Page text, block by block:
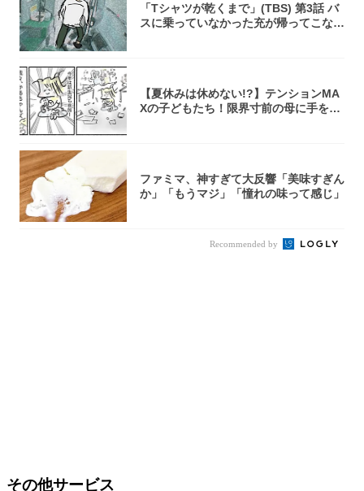
「Tシャツが乾くまで」(TBS) 第3話 バ
スに乗っていなかった充が帰ってこな
【夏休みは休めない!?】テンションMA
Xの子どもたち！限界寸前の母に手を差
ファミマ、神すぎて大反響「美味すぎん
か」「もうマジ」「憧れの味って感じ」
Recommended by
その他サービス